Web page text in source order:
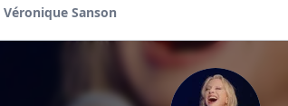
Véronique Sanson